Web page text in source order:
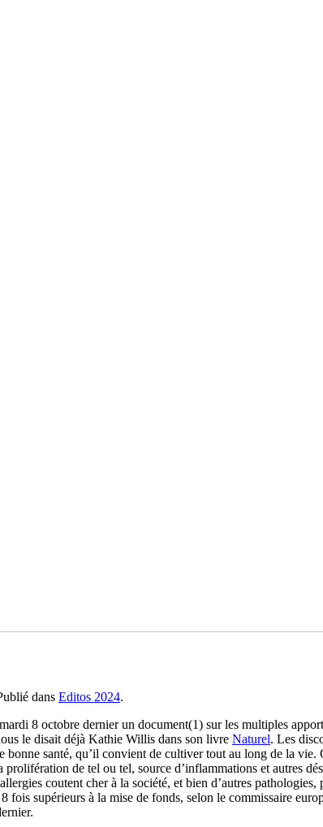
dans Editos 2024.
8 octobre dernier un document(1) sur les multiples
le disait déjà Kathie Willis dans son livre Naturel. Les
bonne santé, qu’il convient de cultiver tout au long de la
de tel ou tel, source d’inflammations et autres
coutent cher à la société, et bien d’autres
fois supérieurs à la mise de fonds, selon le commissaire